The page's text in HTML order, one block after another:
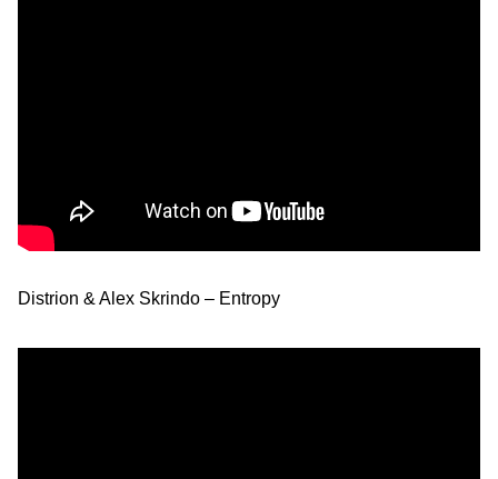
Distrion & Alex Skrindo – Entropy